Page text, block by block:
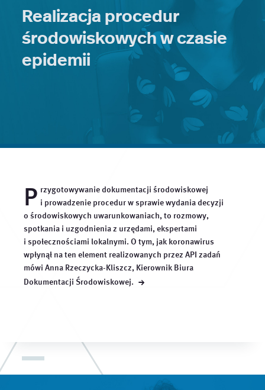
Realizacja procedur
środowiskowych w czasie
epidemii
P rzygotowywanie dokumentacji środowiskowej
i prowadzenie procedur w sprawie wydania decyzji
o środowiskowych uwarunkowaniach, to rozmowy,
spotkania i uzgodnienia z urzędami, ekspertami
i społecznościami lokalnymi. O tym, jak koronawirus
wpłynął na ten element realizowanych przez API zadań
mówi Anna Rzeczycka-Kliszcz, Kierownik Biura
Dokumentacji Środowiskowej. →